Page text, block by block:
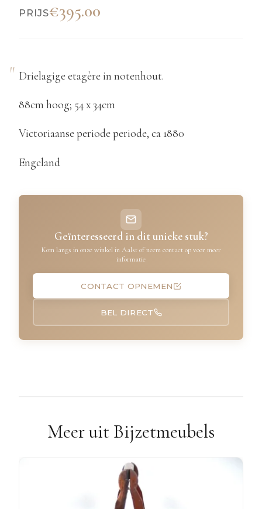
PRIJS€395.00
Drielagige etagère in notenhout.
88cm hoog; 54 x 34cm
Victoriaanse periode periode, ca 1880
Engeland
Geïnteresseerd in dit unieke stuk?
Kom langs in onze winkel in Aalst of neem contact op voor meer
informatie
CONTACT OPNEMEN
BEL DIRECT
Meer uit Bijzetmeubels